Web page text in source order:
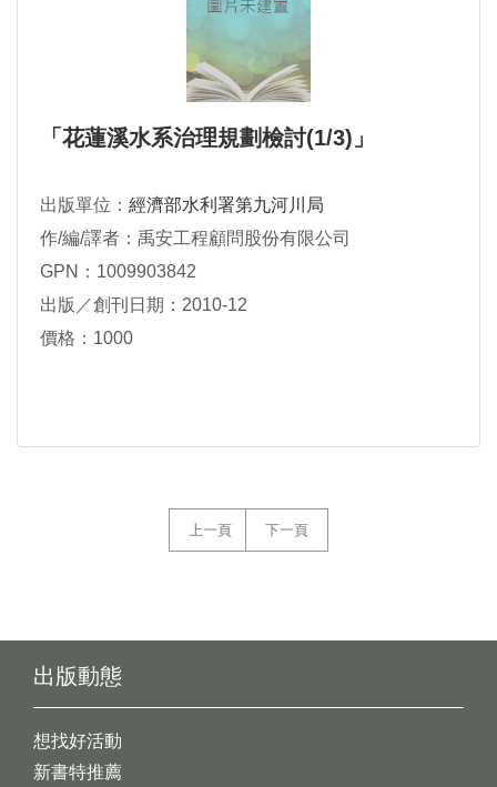
「花蓮溪水系治理規劃檢討(1/3)」
出版單位： 經濟部水利署第九河川局
作/編/譯者：禹安工程顧問股份有限公司
GPN：1009903842
出版／創刊日期：2010-12
價格：1000
上一頁 下一頁
出版動態
想找好活動
新書特推薦